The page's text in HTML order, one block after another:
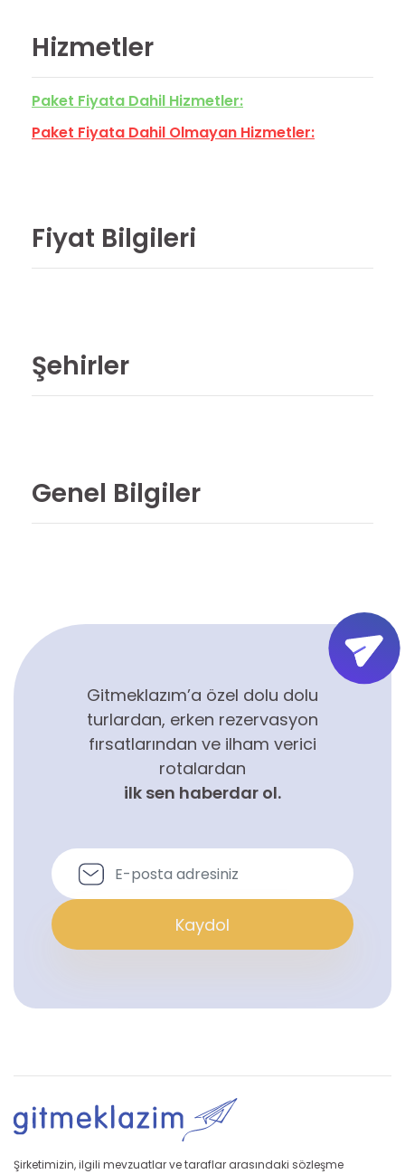
Hizmetler
Paket Fiyata Dahil Hizmetler:
Paket Fiyata Dahil Olmayan Hizmetler:
Fiyat Bilgileri
Şehirler
Genel Bilgiler
Gitmeklazım’a özel dolu dolu
turlardan, erken rezervasyon
fırsatlarından ve ilham verici
rotalardan
ilk sen haberdar ol.
Kaydol
Şirketimizin, ilgili mevzuatlar ve taraflar arasındaki sözleşme